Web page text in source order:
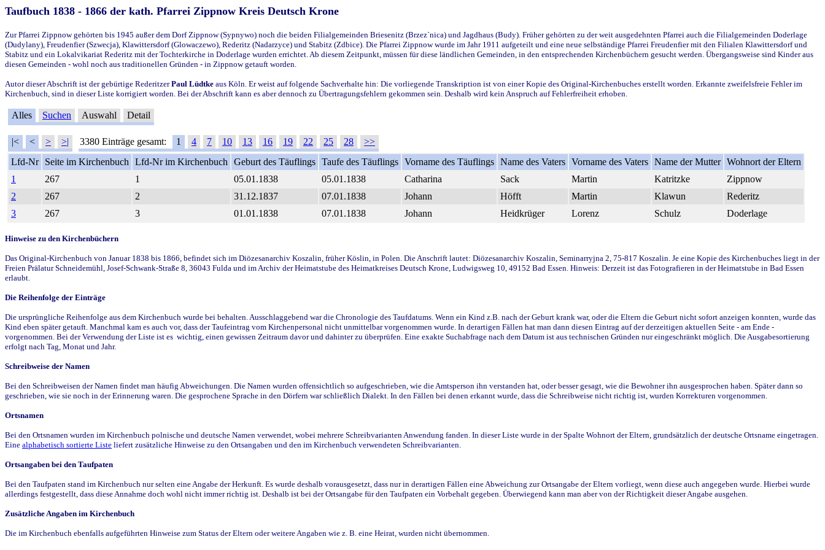
Taufbuch 1838 - 1866 der kath. Pfarrei Zippnow Kreis Deutsch Krone
Zur Pfarrei Zippnow gehörten bis 1945 außer dem Dorf Zippnow (Sypnywo) noch die beiden Filialgemeinden Briesenitz (Brzez`nica) und Jagdhaus (Budy). Früher gehörten zu der weit ausgedehnten Pfarrei auch die Filialgemeinden Doderlage
(Dudylany), Freudenfier (Szwecja), Klawittersdorf (Glowaczewo), Rederitz (Nadarzyce) und Stabitz (Zdbice). Die Pfarrei Zippnow wurde im Jahr 1911 aufgeteilt und eine neue selbständige Pfarrei Freudenfier mit den Filialen Klawittersdorf und
Stabitz und ein Lokalvikariat Rederitz mit der Tochterkirche in Doderlage wurden errichtet. Ab diesem Zeitpunkt, müssen für diese ländlichen Gemeinden, in den entsprechenden Kirchenbüchern gesucht werden. Übergangsweise sind Kinder aus
diesen Gemeinden - wohl noch aus traditionellen Gründen - in Zippnow getauft worden.
Autor dieser Abschrift ist der gebürtige RederitzerPaul Lüdtke aus Köln. Er weist auf folgende Sachverhalte hin: Die vorliegende Transkription ist von einer Kopie des Original-Kirchenbuches erstellt worden. Erkannte zweifelsfreie Fehler im
Kirchenbuch, sind in dieser Liste korrigiert worden. Bei der Abschrift kann es aber dennoch zu Übertragungsfehlern gekommen sein. Deshalb wird kein Anspruch auf Fehlerfreiheit erhoben.
Alles Suchen Auswahl Detail
|< < > >| 3380 Einträge gesamt: 1 4 7 10 13 16 19 22 25 28
>>
Lfd-Nr
Seite im Kirchenbuch Lfd-Nr im Kirchenbuch Geburt des Täuflings Taufe des Täuflings Vorname des Täuflings Name des Vaters Vorname des Vaters Name der Mutter Wohnort der Eltern
1
267 1 05.01.1838 05.01.1838 Catharina Sack Martin Katritzke
Zippnow
2
267 2 31.12.1837 07.01.1838 Johann Höfft Martin Klawun
Rederitz
3
267 3 01.01.1838 07.01.1838 Johann Heidkrüger Lorenz Schulz Doderlage
Hinweise zu den Kirchenbüchern
Das Original-Kirchenbuch von Januar 1838 bis 1866, befindet sich im Diözesanarchiv Koszalin, früher Köslin, in Polen. Die Anschrift lautet: Diözesanarchiv Koszalin, Seminarryjna 2, 75-817 Koszalin. Je eine Kopie des Kirchenbuches liegt in der
Freien Prälatur Schneidemühl, Josef-Schwank-Straße 8, 36043 Fulda und im Archiv der Heimatstube des Heimatkreises Deutsch Krone, Ludwigsweg 10, 49152 Bad Essen. Hinweis: Derzeit ist das Fotografieren in der Heimatstube in Bad Essen
erlaubt.
Die Reihenfolge der Einträge
Die ursprüngliche Reihenfolge aus dem Kirchenbuch wurde bei behalten. Ausschlaggebend war die Chronologie des Taufdatums. Wenn ein Kind z.B. nach der Geburt krank war, oder die Eltern die Geburt nicht sofort anzeigen konnten, wurde das
Kind eben später getauft. Manchmal kam es auch vor, dass der Taufeintrag vom Kirchenpersonal nicht unmittelbar vorgenommen wurde. In derartigen Fällen hat man dann diesen Eintrag auf der derzeitigen aktuellen Seite - am Ende -
vorgenommen. Bei der Verwendung der Liste ist es wichtig, einen gewissen Zeitraum davor und dahinter zu überprüfen. Eine exakte Suchabfrage nach dem Datum ist aus technischen Gründen nur eingeschränkt möglich. Die Ausgabesortierung
erfolgt nach Tag, Monat und Jahr.
Schreibweise der Namen
Bei den Schreibweisen der Namen findet man häufig Abweichungen. Die Namen wurden offensichtlich so aufgeschrieben, wie die Amtsperson ihn verstanden hat, oder besser gesagt, wie die Bewohner ihn ausgesprochen haben. Später dann so
geschrieben, wie sie noch in der Erinnerung waren. Die gesprochene Sprache in den Dörfern war schließlich Dialekt. In den Fällen bei denen erkannt wurde, dass die Schreibweise nicht richtig ist, wurden Korrekturen vorgenommen.
Ortsnamen
Bei den Ortsnamen wurden im Kirchenbuch polnische und deutsche Namen verwendet, wobei mehrere Schreibvarianten Anwendung fanden. In dieser Liste wurde in der Spalte Wohnort der Eltern, grundsätzlich der deutsche Ortsname eingetragen.
Eine alphabetisch sortierte Liste liefert zusätzliche Hinweise zu den Ortsangaben und den im Kirchenbuch verwendeten Schreibvarianten.
Ortsangaben bei den Taufpaten
Bei den Taufpaten stand im Kirchenbuch nur selten eine Angabe der Herkunft. Es wurde deshalb vorausgesetzt, dass nur in derartigen Fällen eine Abweichung zur Ortsangabe der Eltern vorliegt, wenn diese auch angegeben wurde. Hierbei wurde
allerdings festgestellt, dass diese Annahme doch wohl nicht immer richtig ist. Deshalb ist bei der Ortsangabe für den Taufpaten ein Vorbehalt gegeben. Überwiegend kann man aber von der Richtigkeit dieser Angabe ausgehen.
Zusätzliche Angaben im Kirchenbuch
Die im Kirchenbuch ebenfalls aufgeführten Hinweise zum Status der Eltern oder weitere Angaben wie z. B. eine Heirat, wurden nicht übernommen.